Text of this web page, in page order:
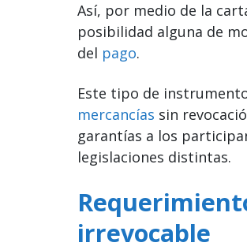
Así, por medio de la
posibilidad alguna de
del pago.
Este tipo de
mercancías sin
garantías a los
legislaciones distintas.
irrevocable